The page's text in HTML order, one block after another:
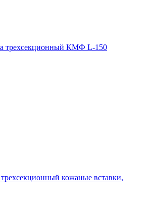
трехсекционный КМФ L-150
кожаные вставки,